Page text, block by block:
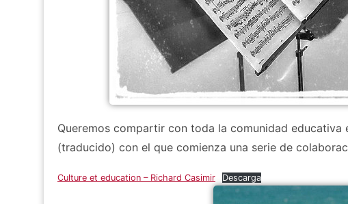
Queremos compartir con toda la comunidad
(traducido) con el que comienza una serie de
Culture et education – Richard Casimir Descarga